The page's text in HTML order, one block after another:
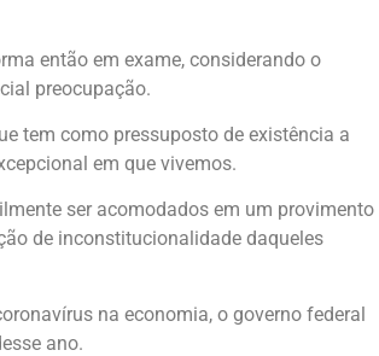
então em exame, considerando o
preocupação.
tem como pressuposto de existência a
em que vivemos.
ser acomodados em um provimento
de inconstitucionalidade daqueles
na economia, o governo federal
ano.